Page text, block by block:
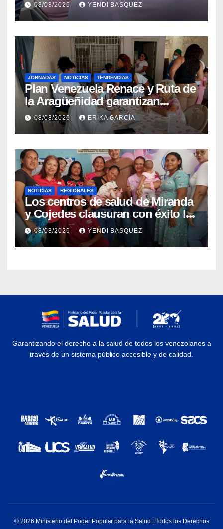
epidemiológica
08/08/2026 YENDI BASQUEZ
JORNADAS NOTICIAS TENDENCIAS
Plan Venezuela Renace y Ruta de
la Aragüeñidad garantizan
atención médica integral en
Aragua
08/08/2026 ERIKA GARCÍA
NOTICIAS REGIONALES
Los centros de salud de Miranda
y Cojedes clausuran con éxito la
Semana Mundial de la Lactancia
Materna
08/08/2026 YENDI BASQUEZ
Garantizando el derecho a la salud de todos los venezolanos a
través de un sistema público accesible y de calidad.
© 2026 Ministerio del Poder Popular para la Salud | Todos los Derechos